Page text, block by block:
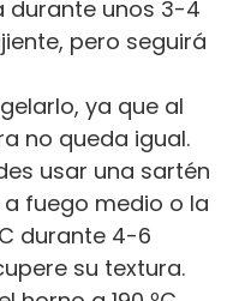
durante unos 3-4
pero seguirá
ya que al
no queda igual.
usar una sartén
fuego medio o la
durante 4-6
su textura.